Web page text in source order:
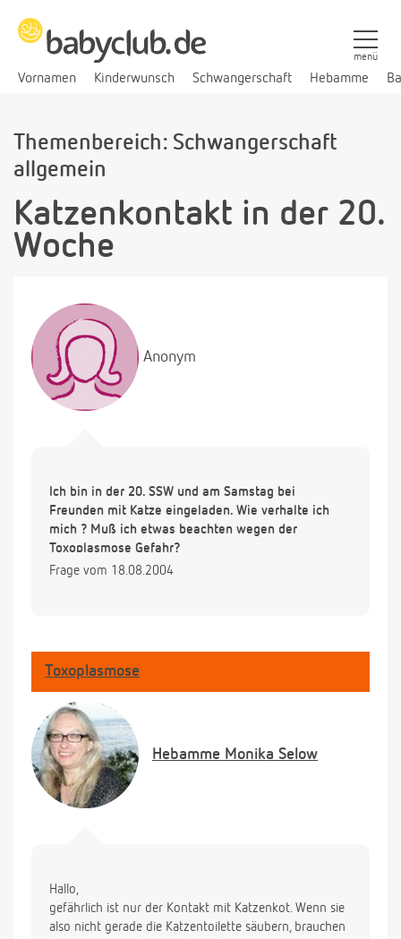
Vornamen Kinderwunsch Schwangerschaft Hebamme
menü
Themenbereich: Schwangerschaft
allgemein
Katzenkontakt in der 20.
Woche
Anonym
Ich bin in der 20. SSW und am Samstag bei
Freunden mit Katze eingeladen. Wie verhalte ich
mich ? Muß ich etwas beachten wegen der
Toxoplasmose Gefahr?
Frage vom 18.08.2004
Toxoplasmose
Hebamme Monika Selow
Hallo,
gefährlich ist nur der Kontakt mit Katzenkot. Wenn sie
also nicht gerade die Katzentoilette säubern, brauchen